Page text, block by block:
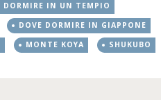
DORMIRE IN UN TEMPIO
DOVE DORMIRE IN GIAPPONE
MONTE KOYA SHUKUBO